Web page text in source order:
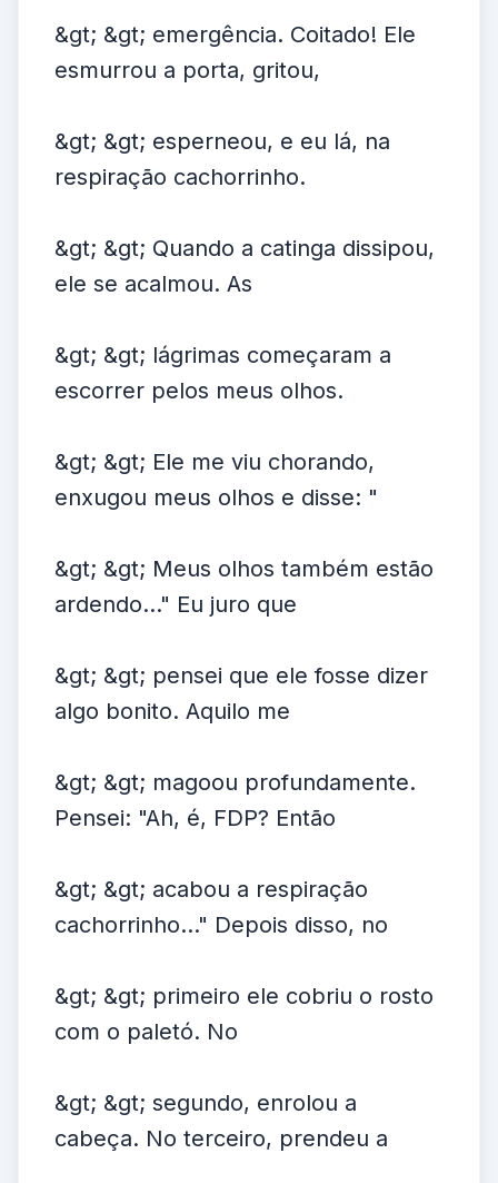
&gt; &gt; emergência. Coitado! Ele
esmurrou a porta, gritou,
&gt; &gt; esperneou, e eu lá, na
respiração cachorrinho.
&gt; &gt; Quando a catinga dissipou,
ele se acalmou. As
&gt; &gt; lágrimas começaram a
escorrer pelos meus olhos.
&gt; &gt; Ele me viu chorando,
enxugou meus olhos e disse: "
&gt; &gt; Meus olhos também estão
ardendo..." Eu juro que
&gt; &gt; pensei que ele fosse dizer
algo bonito. Aquilo me
&gt; &gt; magoou profundamente.
Pensei: "Ah, é, FDP? Então
&gt; &gt; acabou a respiração
cachorrinho..." Depois disso, no
&gt; &gt; primeiro ele cobriu o rosto
com o paletó. No
&gt; &gt; segundo, enrolou a
cabeça. No terceiro, prendeu a